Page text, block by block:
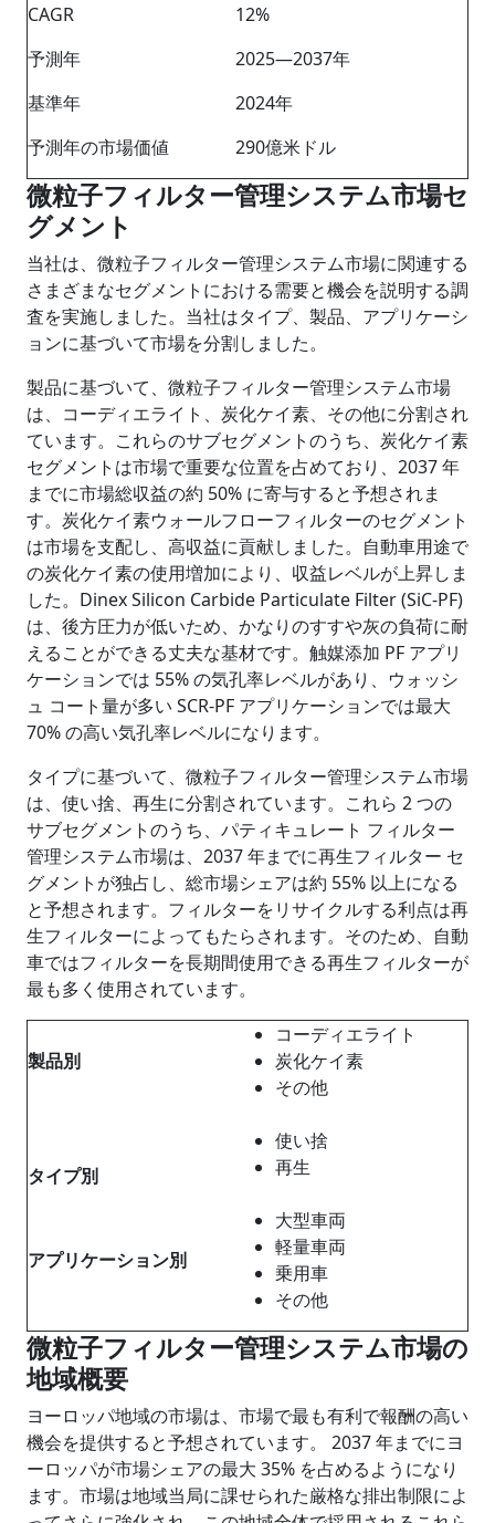
CAGR
12%
予測年
2025―2037年
基準年
2024年
予測年の市場価値
290億米ドル
微粒子フィルター管理システム市場セ
グメント
当社は、微粒子フィルター管理システム市場に関連する
さまざまなセグメントにおける需要と機会を説明する調
査を実施しました。当社はタイプ、製品、アプリケーシ
ョンに基づいて市場を分割しました。
製品に基づいて、微粒子フィルター管理システム市場
は、コーディエライト、炭化ケイ素、その他に分割され
ています。これらのサブセグメントのうち、炭化ケイ素
セグメントは市場で重要な位置を占めており、2037 年
までに市場総収益の約 50% に寄与すると予想されま
す。炭化ケイ素ウォールフローフィルターのセグメント
は市場を支配し、高収益に貢献しました。自動車用途で
の炭化ケイ素の使用増加により、収益レベルが上昇しま
した。Dinex Silicon Carbide Particulate Filter (SiC-PF)
は、後方圧力が低いため、かなりのすすや灰の負荷に耐
えることができる丈夫な基材です。触媒添加 PF アプリ
ケーションでは 55% の気孔率レベルがあり、ウォッシ
ュ コート量が多い SCR-PF アプリケーションでは最大
70% の高い気孔率レベルになります。
タイプに基づいて、微粒子フィルター管理システム市場
は、使い捨、再生に分割されています。これら 2 つの
サブセグメントのうち、パティキュレート フィルター
管理システム市場は、2037 年までに再生フィルター セ
グメントが独占し、総市場シェアは約 55% 以上になる
と予想されます。フィルターをリサイクルする利点は再
生フィルターによってもたらされます。そのため、自動
車ではフィルターを長期間使用できる再生フィルターが
最も多く使用されています。
製品別
コーディエライト
炭化ケイ素
その他
タイプ別
使い捨
再生
アプリケーション別
大型車両
軽量車両
乗用車
その他
微粒子フィルター管理システム市場の
地域概要
ヨーロッパ地域の市場は、市場で最も有利で報酬の高い
機会を提供すると予想されています。 2037 年までにヨ
ーロッパが市場シェアの最大 35% を占めるようになり
ます。市場は地域当局に課せられた厳格な排出制限によ